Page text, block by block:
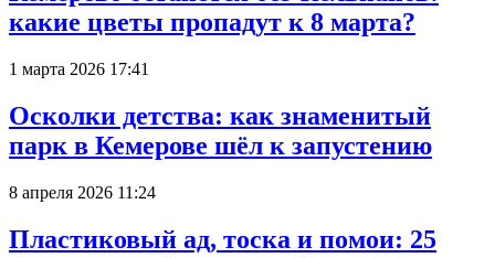
какие цветы пропадут к 8 марта?
1 марта 2026 17:41
Осколки детства: как знаменитый
парк в Кемерове шёл к запустению
8 апреля 2026 11:24
Пластиковый ад, тоска и помои: 25